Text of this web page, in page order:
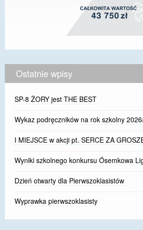
Ostatnie wpisy
SP-8 ŻORY jest THE BEST
Wykaz podręczników na rok szkolny
I MIEJSCE w akcji pt. SERCE ZA
Wyniki szkolnego konkursu Ósemkowa
Dzień otwarty dla Pierwszoklasistów
Wyprawka pierwszoklasisty